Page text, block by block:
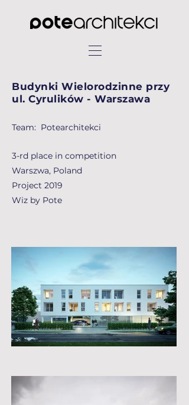
Budynki Wielorodzinne przy
ul. Cyrulików - Warszawa
Team: Potearchitekci
3-rd place in competition
Warszwa, Poland
Project 2019
Wiz by Pote